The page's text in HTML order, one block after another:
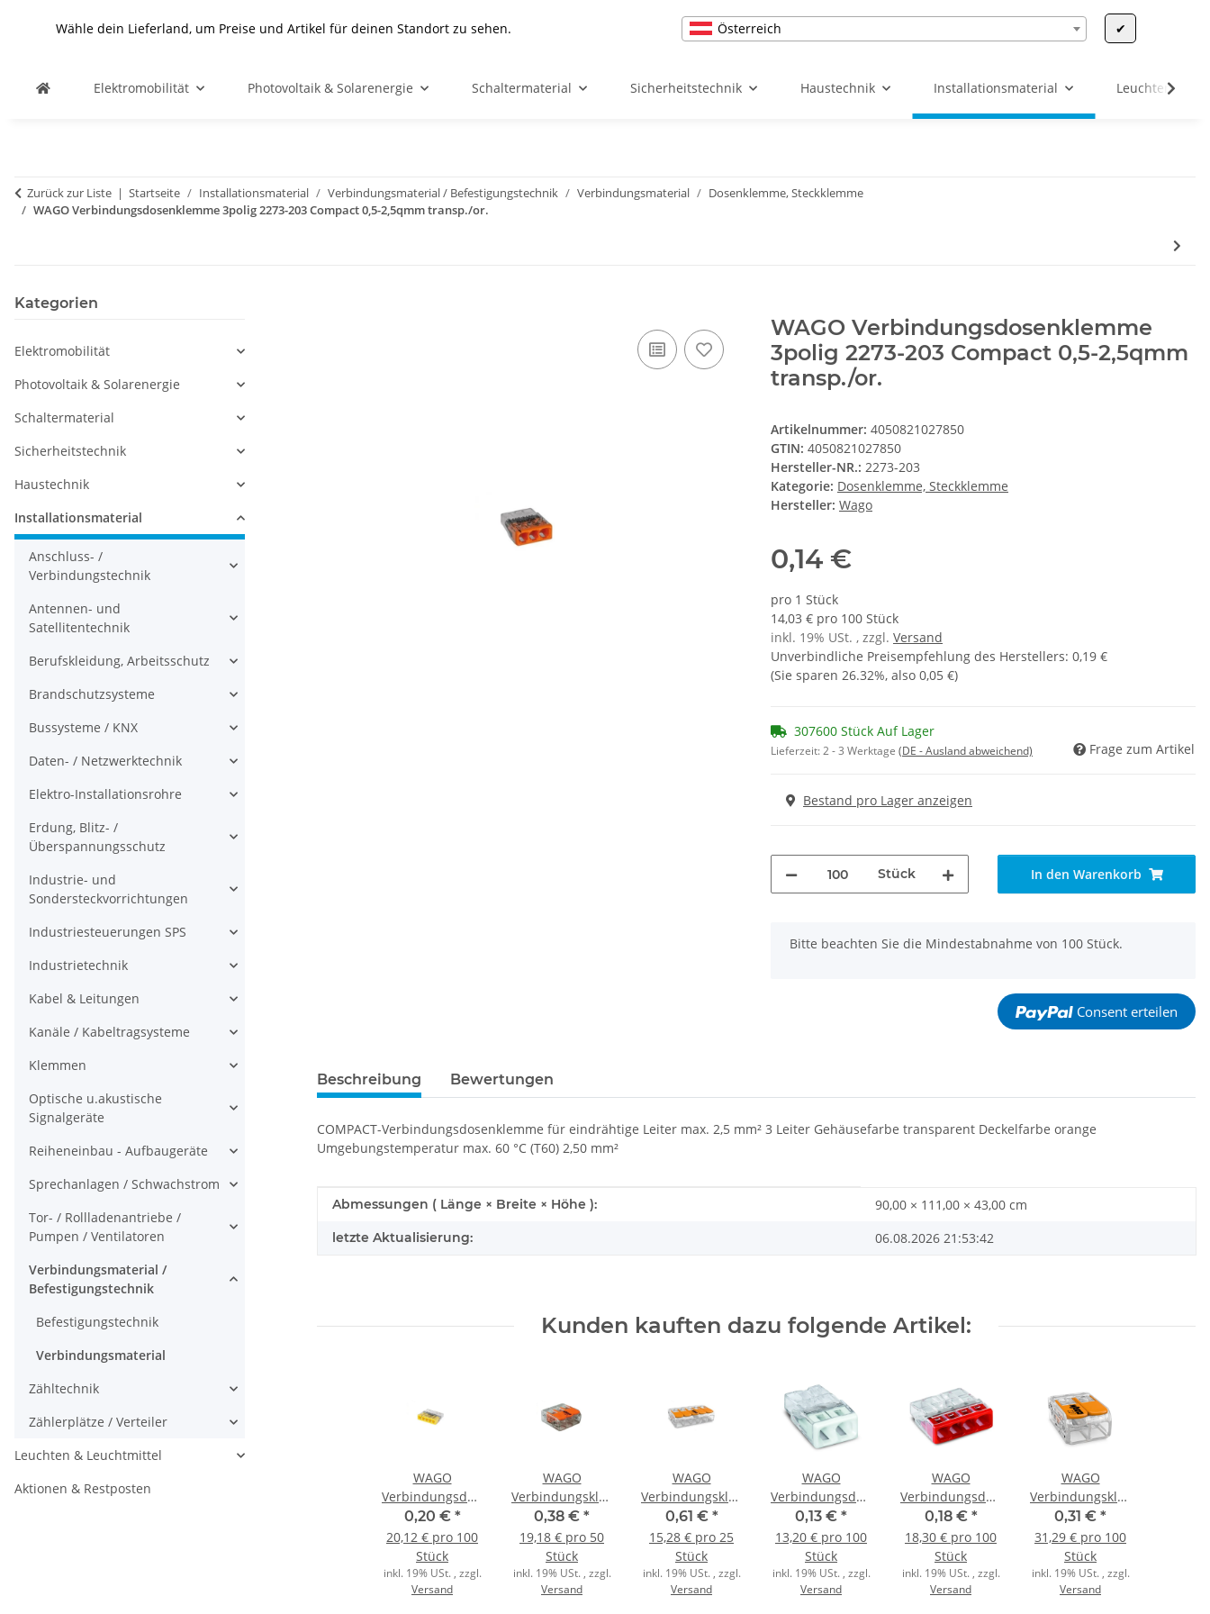
Wähle dein Lieferland, um Preise und Artikel für deinen Standort zu sehen. Österreich ✔
Elektromobilität Photovoltaik & Solarenergie Schaltermaterial Sicherheitstechnik Haustechnik Installationsmaterial Leuchten &
Zurück zur Liste Startseite Installationsmaterial Verbindungsmaterial / Befestigungstechnik Verbindungsmaterial
Dosenklemme, Steckklemme
WAGO Verbindungsdosenklemme 3polig 2273-203 Compact 0,5-2,5qmm transp./or.
WAGO Verbindungsdosenklemme
3polig 2273-203 Compact 0,5-2,5qmm
transp./or.
Artikelnummer: 4050821027850
GTIN: 4050821027850
Hersteller-NR.: 2273-203
Kategorie: Dosenklemme, Steckklemme
Hersteller: Wago
0,14 €
pro 1 Stück
14,03 € pro 100 Stück
inkl. 19% USt. , zzgl. Versand
Unverbindliche Preisempfehlung des Herstellers: 0,19 €
(Sie sparen 26.32%, also 0,05 €)
307600 Stück Auf Lager
Lieferzeit:2 - 3 Werktage (DE - Ausland abweichend) Frage zum Artikel
Bestand pro Lager anzeigen
Stück In den Warenkorb
x
Bitte beachten Sie die Mindestabnahme von 100 Stück.
Consent erteilen
Beschreibung Bewertungen
COMPACT-Verbindungsdosenklemme für eindrähtige Leiter max. 2,5 mm² 3 Leiter Gehäusefarbe transparent Deckelfarbe orange
Umgebungstemperatur max. 60 °C (T60) 2,50 mm²
Produkteigenschaft
Wert
Abmessungen ( Länge × Breite × Höhe ): 90,00 × 111,00 × 43,00 cm
letzte Aktualisierung: 06.08.2026 21:53:42
Kunden kauften dazu folgende Artikel:
WAGO
Verbindungsdosenklemme
5polig 2273-205
Compact 0,5-
2,5qmm
transp./gelb
0,20 € *
20,12 € pro 100
Stück
inkl. 19% USt. , zzgl.
Versand
WAGO
Verbindungsklemme
3polig Compact
mit Hebel
transparent
0,38 € *
19,18 € pro 50
Stück
inkl. 19% USt. , zzgl.
Versand
WAGO
Verbindungsklemme
5polig Compact
mit Hebel
transparent
0,61 € *
15,28 € pro 25
Stück
inkl. 19% USt. , zzgl.
Versand
WAGO
Verbindungsdosenklemme
2polig Compact
0,5-2,5qmm
transp./weiss
0,13 € *
13,20 € pro 100
Stück
inkl. 19% USt. , zzgl.
Versand
WAGO
Verbindungsdosenklemme
4polig Compact
0,5-2,5qmm
transp./rot
0,18 € *
18,30 € pro 100
Stück
inkl. 19% USt. , zzgl.
Versand
WAGO
Verbindungsklemme
2polig Compact
mit Hebel
transparent
0,31 € *
31,29 € pro 100
Stück
inkl. 19% USt. , zzgl.
Versand
Kategorien
Elektromobilität
Photovoltaik & Solarenergie
Schaltermaterial
Sicherheitstechnik
Haustechnik
Installationsmaterial
Anschluss- /
Verbindungstechnik
Antennen- und
Satellitentechnik
Berufskleidung, Arbeitsschutz
Brandschutzsysteme
Bussysteme / KNX
Daten- / Netzwerktechnik
Elektro-Installationsrohre
Erdung, Blitz- /
Überspannungsschutz
Industrie- und
Sondersteckvorrichtungen
Industriesteuerungen SPS
Industrietechnik
Kabel & Leitungen
Kanäle / Kabeltragsysteme
Klemmen
Optische u.akustische
Signalgeräte
Reiheneinbau - Aufbaugeräte
Sprechanlagen / Schwachstrom
Tor- / Rollladenantriebe /
Pumpen / Ventilatoren
Verbindungsmaterial /
Befestigungstechnik
Befestigungstechnik
Verbindungsmaterial
Zähltechnik
Zählerplätze / Verteiler
Leuchten & Leuchtmittel
Aktionen & Restposten